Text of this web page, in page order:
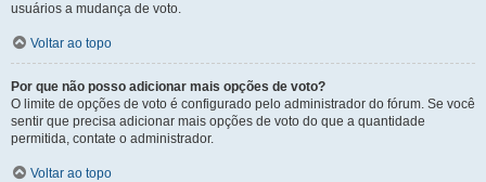
usuários a mudança de voto.
Voltar ao topo
Por que não posso adicionar mais opções de voto?
O limite de opções de voto é configurado pelo administrador do fórum. Se você
sentir que precisa adicionar mais opções de voto do que a quantidade
permitida, contate o administrador.
Voltar ao topo